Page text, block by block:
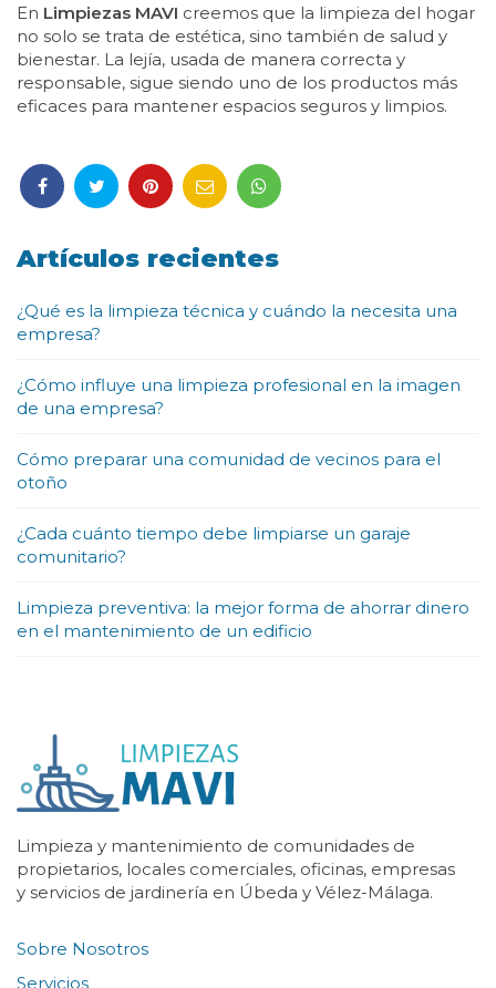
En Limpiezas MAVI creemos que la limpieza del hogar
no solo se trata de estética, sino también de salud y
bienestar. La lejía, usada de manera correcta y
responsable, sigue siendo uno de los productos más
eficaces para mantener espacios seguros y limpios.
Artículos recientes
¿Qué es la limpieza técnica y cuándo la necesita una
empresa?
¿Cómo influye una limpieza profesional en la imagen
de una empresa?
Cómo preparar una comunidad de vecinos para el
otoño
¿Cada cuánto tiempo debe limpiarse un garaje
comunitario?
Limpieza preventiva: la mejor forma de ahorrar dinero
en el mantenimiento de un edificio
Limpieza y mantenimiento de comunidades de
propietarios, locales comerciales, oficinas, empresas
y servicios de jardinería en Úbeda y Vélez-Málaga.
Sobre Nosotros
Servicios